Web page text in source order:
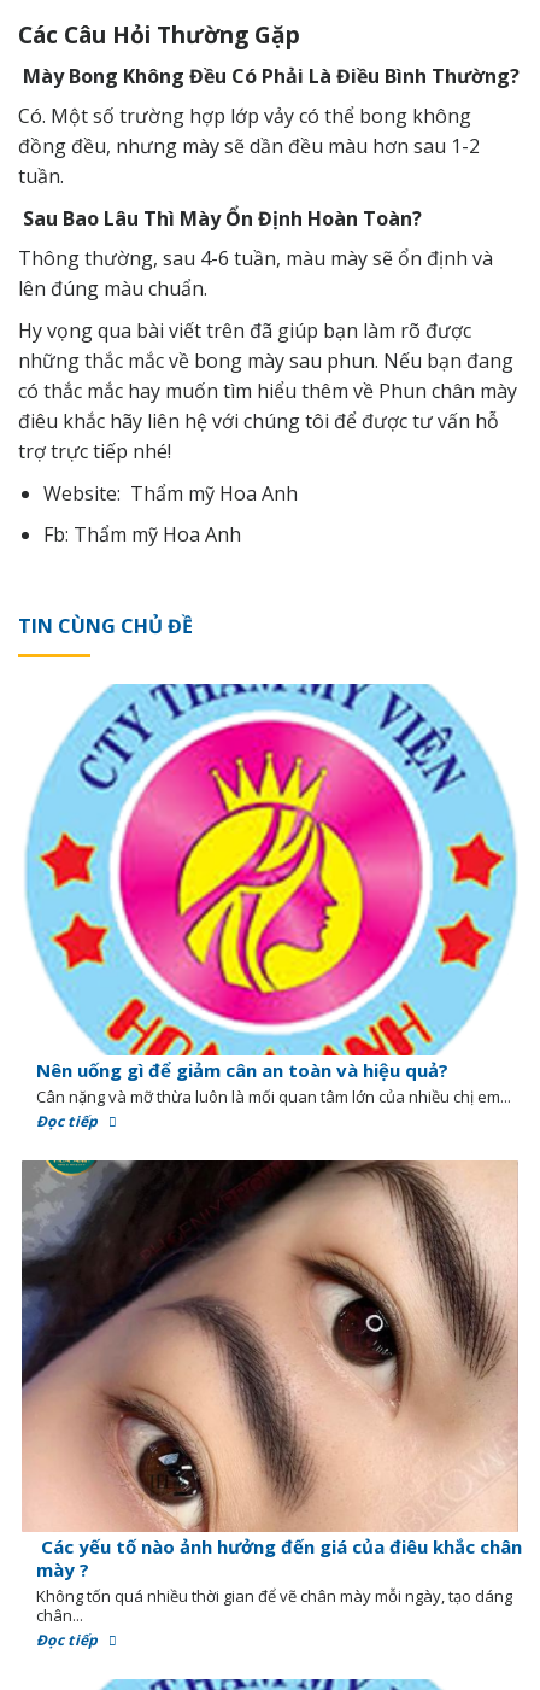
Các Câu Hỏi Thường Gặp
Mày Bong Không Đều Có Phải Là Điều Bình Thường?
Có. Một số trường hợp lớp vảy có thể bong không
đồng đều, nhưng mày sẽ dần đều màu hơn sau 1-2
tuần.
Sau Bao Lâu Thì Mày Ổn Định Hoàn Toàn?
Thông thường, sau 4-6 tuần, màu mày sẽ ổn định và
lên đúng màu chuẩn.
Hy vọng qua bài viết trên đã giúp bạn làm rõ được
những thắc mắc về bong mày sau phun. Nếu bạn đang
có thắc mắc hay muốn tìm hiểu thêm về Phun chân mày
điêu khắc hãy liên hệvới chúng tôi để được tư vấn hỗ
trợ trực tiếp nhé!
Website: Thẩm mỹ Hoa Anh
Fb: Thẩm mỹ Hoa Anh
TIN CÙNG CHỦ ĐỀ
Nên uống gì để giảm cân an toàn và hiệu quả?
Cân nặng và mỡ thừa luôn là mối quan tâm lớn của nhiều chị em...
Đọc tiếp
Các yếu tố nào ảnh hưởng đến giá của điêu khắc chân
mày ?
Không tốn quá nhiều thời gian để vẽ chân mày mỗi ngày, tạo dáng
chân...
Đọc tiếp